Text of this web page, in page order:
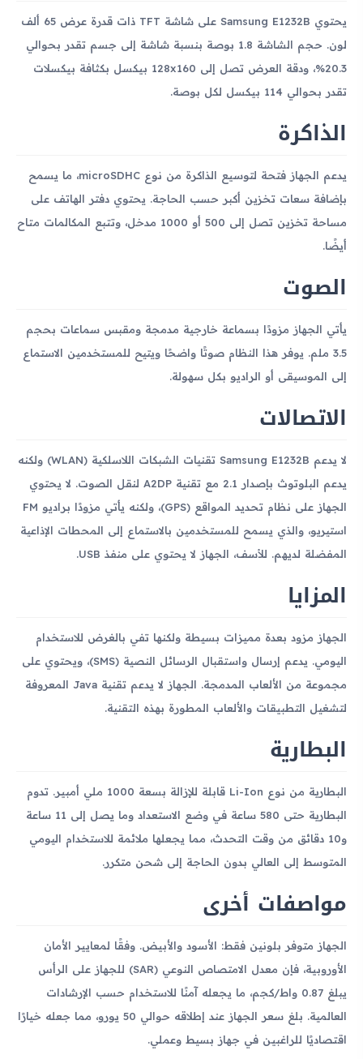
يحتوي Samsung E1232B على شاشة TFT ذات قدرة عرض 65 ألف
لون. حجم الشاشة 1.8 بوصة بنسبة شاشة إلى جسم تقدر بحوالي
20.3%، ودقة العرض تصل إلى 128x160 بيكسل بكثافة بيكسلات
تقدر بحوالي 114 بيكسل لكل بوصة.
الذاكرة
يدعم الجهاز فتحة لتوسيع الذاكرة من نوع microSDHC، ما يسمح
بإضافة سعات تخزين أكبر حسب الحاجة. يحتوي دفتر الهاتف على
مساحة تخزين تصل إلى 500 أو 1000 مدخل، وتتبع المكالمات متاح
أيضًا.
الصوت
يأتي الجهاز مزودًا بسماعة خارجية مدمجة ومقبس سماعات بحجم
3.5 ملم. يوفر هذا النظام صوتًا واضحًا ويتيح للمستخدمين الاستماع
إلى الموسيقى أو الراديو بكل سهولة.
الاتصالات
لا يدعم Samsung E1232B تقنيات الشبكات اللاسلكية (WLAN) ولكنه
يدعم البلوتوث بإصدار 2.1 مع تقنية A2DP لنقل الصوت. لا يحتوي
الجهاز على نظام تحديد المواقع (GPS)، ولكنه يأتي مزودًا براديو FM
استيريو، والذي يسمح للمستخدمين بالاستماع إلى المحطات الإذاعية
المفضلة لديهم. للأسف، الجهاز لا يحتوي على منفذ USB.
المزايا
الجهاز مزود بعدة مميزات بسيطة ولكنها تفي بالغرض للاستخدام
اليومي. يدعم إرسال واستقبال الرسائل النصية (SMS)، ويحتوي على
مجموعة من الألعاب المدمجة. الجهاز لا يدعم تقنية Java المعروفة
لتشغيل التطبيقات والألعاب المطورة بهذه التقنية.
البطارية
البطارية من نوع Li-Ion قابلة للإزالة بسعة 1000 ملي أمبير. تدوم
البطارية حتى 580 ساعة في وضع الاستعداد وما يصل إلى 11 ساعة
و10 دقائق من وقت التحدث، مما يجعلها ملائمة للاستخدام اليومي
المتوسط إلى العالي بدون الحاجة إلى شحن متكرر.
مواصفات أخرى
الجهاز متوفر بلونين فقط: الأسود والأبيض. وفقًا لمعايير الأمان
الأوروبية، فإن معدل الامتصاص النوعي (SAR) للجهاز على الرأس
يبلغ 0.87 واط/كجم، ما يجعله آمنًا للاستخدام حسب الإرشادات
العالمية. بلغ سعر الجهاز عند إطلاقه حوالي 50 يورو، مما جعله خيارًا
اقتصاديًا للراغبين في جهاز بسيط وعملي.